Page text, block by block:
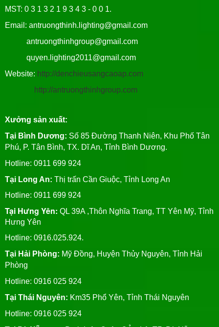
MST: 0 3 1 3 2 1 9 3 4 3 - 0 0 1.
Email: antruongthinh.lighting@gmail.com
antruongthinhgroup@gmail.com
quyen.lighting2011@gmail.com
Website: http://denchieusangcaoap.com
http://antruongthinhgroup.com
Xưởng sản xuất:
Tại Bình Dương: Số 85 Đường Thanh Niên, Khu Phố Tân
Phú, P. Tân Bình, TX. Dĩ An, Tỉnh Bình Dương.
Hotline: 0911 699 924
Tại Long An: Thị trấn Cần Giuộc, Tỉnh Long An
Hotline: 0911 699 924
Tại Hưng Yên: QL 39A ,Thôn Nghĩa Trang, TT Yên Mỹ, Tỉnh
Hưng Yên
Hotline: 0916.025.924.
Tại Hải Phòng: Mỹ Đồng, Huyện Thủy Nguyên, Tỉnh Hải
Phòng
Hotline: 0916 025 924
Tại Thái Nguyên: Km35 Phổ Yên, Tỉnh Thái Nguyên
Hotline: 0916 025 924